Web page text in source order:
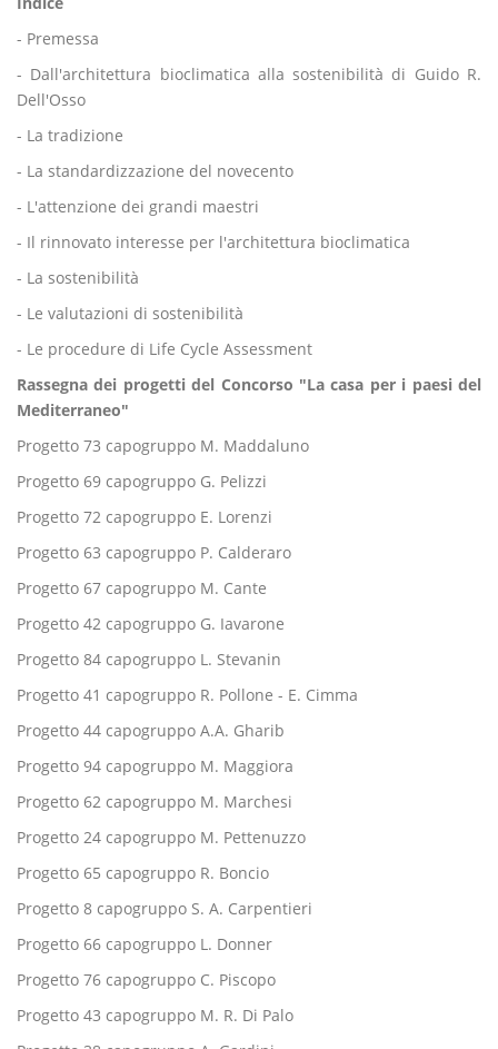
- Premessa
- Dall'architettura bioclimatica alla sostenibilità di Guido R.
Dell'Osso
- La tradizione
- La standardizzazione del novecento
- L'attenzione dei grandi maestri
- Il rinnovato interesse per l'architettura bioclimatica
- La sostenibilità
- Le valutazioni di sostenibilità
- Le procedure di Life Cycle Assessment
Rassegna dei progetti del Concorso "La casa per i paesi del
Mediterraneo"
Progetto 73 capogruppo M. Maddaluno
Progetto 69 capogruppo G. Pelizzi
Progetto 72 capogruppo E. Lorenzi
Progetto 63 capogruppo P. Calderaro
Progetto 67 capogruppo M. Cante
Progetto 42 capogruppo G. Iavarone
Progetto 84 capogruppo L. Stevanin
Progetto 41 capogruppo R. Pollone - E. Cimma
Progetto 44 capogruppo A.A. Gharib
Progetto 94 capogruppo M. Maggiora
Progetto 62 capogruppo M. Marchesi
Progetto 24 capogruppo M. Pettenuzzo
Progetto 65 capogruppo R. Boncio
Progetto 8 capogruppo S. A. Carpentieri
Progetto 66 capogruppo L. Donner
Progetto 76 capogruppo C. Piscopo
Progetto 43 capogruppo M. R. Di Palo